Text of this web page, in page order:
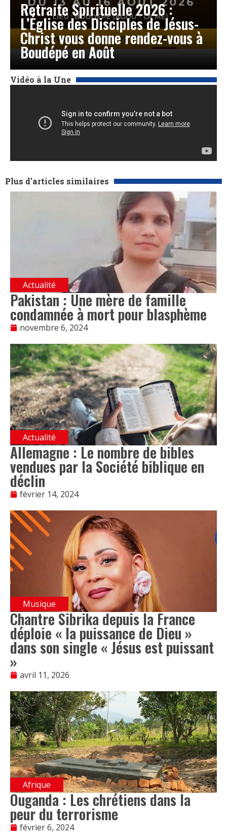
Retraite Spirituelle 2026 :
L’Église des Disciples de Jésus-
Christ vous donne rendez-vous à
Boudépé en Août
Vidéo à la Une
Plus d'articles similaires
Actualité
Pakistan : Une mère de famille
condamnée à mort pour blasphème
novembre 6, 2024
Actualité
Allemagne : Le nombre de bibles
vendues par la Société biblique en
déclin
février 14, 2024
Musique
Chantre Sibrika depuis la France
déploie « la puissance de Dieu »
dans son single « Jésus est puissant
»
avril 11, 2026
Afrique
Ouganda : Les chrétiens dans la
peur du terrorisme
février 6, 2024